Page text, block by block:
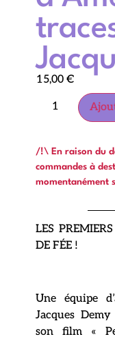
15,00 €
/!\ En raison du
commandes à
momentanément
LES
DE FÉE !
Une équipe
Jacques
son film «